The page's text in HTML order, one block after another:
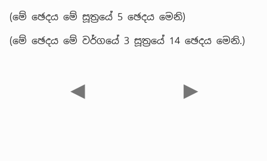
(මේ ඡෙදය මේ සූත්‍රයේ 5 ඡෙදය මෙනි)
(මේ ඡෙදය මේ වර්ගයේ 3 සූත්‍රයේ 14 ඡෙදය මෙනි.)
◀ ▶